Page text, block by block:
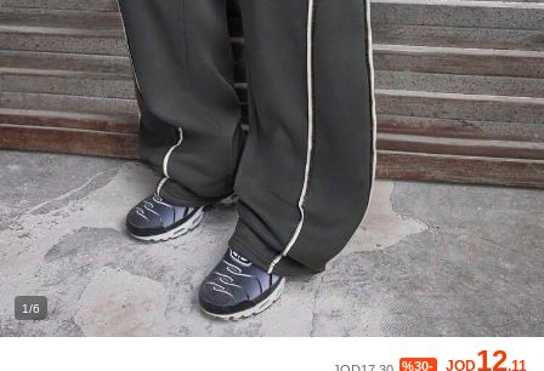
1/6
JOD12.11
%30-